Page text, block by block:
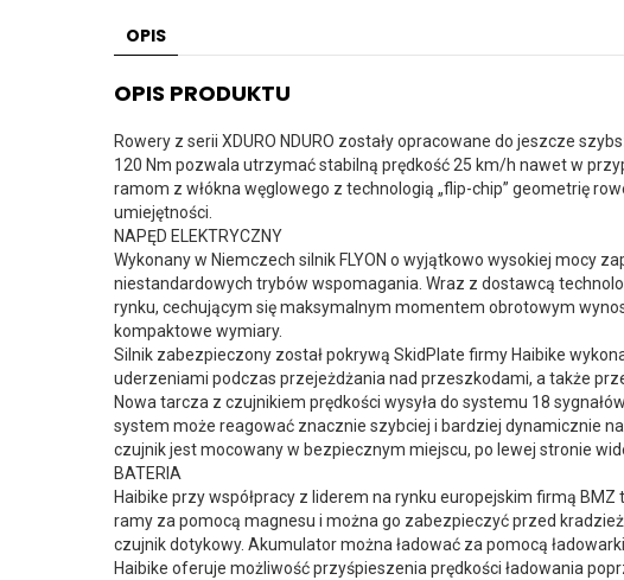
OPIS
OPIS PRODUKTU
Rowery z serii XDURO NDURO zostały opracowane do jeszcze
120 Nm pozwala utrzymać stabilną prędkość 25 km/h nawet w
ramom z włókna węglowego z technologią „flip-chip” geometrię
umiejętności.
NAPĘD ELEKTRYCZNY
Wykonany w Niemczech silnik FLYON o wyjątkowo wysokiej mocy
niestandardowych trybów wspomagania. Wraz z dostawcą
rynku, cechującym się maksymalnym momentem obrotowym
kompaktowe wymiary.
Silnik zabezpieczony został pokrywą SkidPlate firmy Haibike
uderzeniami podczas przejeżdżania nad przeszkodami, a także
Nowa tarcza z czujnikiem prędkości wysyła do systemu 18
system może reagować znacznie szybciej i bardziej dynamicznie
czujnik jest mocowany w bezpiecznym miejscu, po lewej stronie
BATERIA
Haibike przy współpracy z liderem na rynku europejskim firmą
ramy za pomocą magnesu i można go zabezpieczyć przed
czujnik dotykowy. Akumulator można ładować za pomocą
Haibike oferuje możliwość przyśpieszenia prędkości ładowania